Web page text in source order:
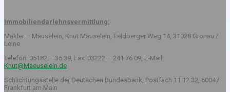
Immobiliendarlehnsvermittlung:
Makler – Mäuselein, Knut Mäuselein, Feldberger Weg 14, 31028 Gronau /
Leine
Telefon: 05182 – 35 39, Fax: 03222 – 241 76 09, E-Mail:
Knut@Maeuselein.de
Schlichtungsstelle der Deutschen Bundesbank, Postfach 11 12 32, 60047
Frankfurt am Main